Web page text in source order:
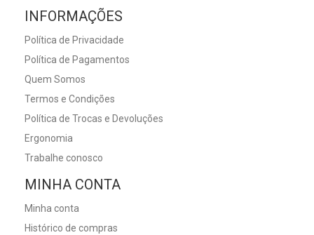
INFORMAÇÕES
Política de Privacidade
Política de Pagamentos
Quem Somos
Termos e Condições
Política de Trocas e Devoluções
Ergonomia
Trabalhe conosco
MINHA CONTA
Minha conta
Histórico de compras